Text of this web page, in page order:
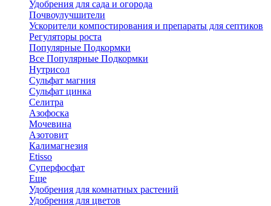
Удобрения для сада и огорода
Почвоулучшители
Ускорители компостирования и препараты для септиков
Регуляторы роста
Популярные Подкормки
Все Популярные Подкормки
Нутрисол
Сульфат магния
Сульфат цинка
Селитра
Азофоска
Мочевина
Азотовит
Калимагнезия
Etisso
Суперфосфат
Еще
Удобрения для комнатных растений
Удобрения для цветов